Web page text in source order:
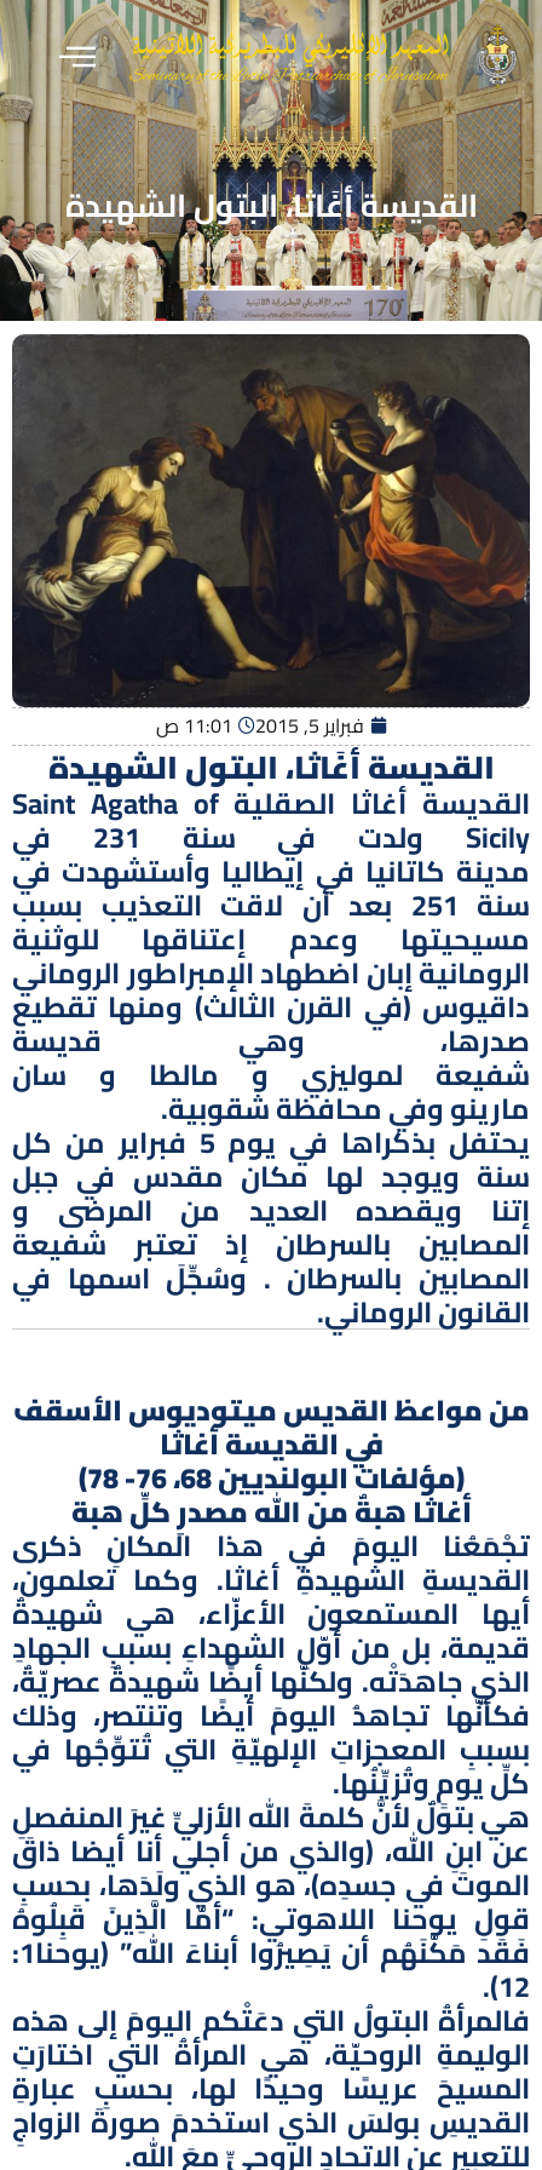
القديسة أغَاثا، البتول الشهيدة
فبراير 5, 2015 11:01 ص
القديسة أغَاثا، البتول الشهيدة
القديسة أغاثا الصقلية Saint Agatha of
Sicily ولدت في سنة 231 في
مدينة كاتانيا في إيطاليا وأستشهدت في
سنة 251 بعد أن لاقت التعذيب بسبب
مسيحيتها وعدم إعتناقها للوثنية
الرومانية إبان اضطهاد الإمبراطور الروماني
داقيوس (في القرن الثالث) ومنها تقطيع
صدرها، وهي قديسة
شفيعة لموليزي و مالطا و سان
مارينو وفي محافظة شقوبية.
يحتفل بذكراها في يوم 5 فبراير من كل
سنة ويوجد لها مكان مقدس في جبل
إتنا ويقصده العديد من المرضى و
المصابين بالسرطان إذ تعتبر شفيعة
المصابين بالسرطان . وسُجِّلَ اسمها في
القانون الروماني.
من مواعظ القديس ميتوديوس الأسقف
في القديسة أغاثا
(مؤلفات البولنديين 68، 76- 78)
أغاثا هبةٌ من الله مصدرِ كلِّ هبة
تجْمَعُنا اليومَ في هذا المكانِ ذكرى
القديسةِ الشهيدةِ أغاثا. وكما تعلمون،
أيها المستمعون الأعزّاء، هي شهيدةٌ
قديمة، بل من أوّلِ الشهداءِ بسببِ الجهادِ
الذي جاهدَتْه. ولكنَّها أيضًا شهيدةٌ عصريّةٌ،
فكأنّها تجاهدُ اليومَ أيضًا وتنتصر، وذلك
بسببِ المعجزاتِ الإلهيّةِ التي تُتوِّجُها في
كلِّ يومٍ وتُزيِّنُها.
هي بتولٌ لأنَّ كلمةَ الله الأزليِّ غيرَ المنفصلِ
عن ابنِ الله، (والذي من أجلي أنا أيضا ذاقَ
الموتَ في جسدِه)، هو الذي ولَدَها، بحسبِ
قولِ يوحنا اللاهوتي: “أمَّا الَّذِينَ قَبِلُوهُ
فَقَد مَكَّنَهُم أن يَصِيرُوا أبناءَ الله” (يوحنا1:
12).
فالمرأةُ البتولُ التي دعَتْكم اليومَ إلى هذه
الوليمةِ الروحيّة، هي المرأةُ التي اختارَتِ
المسيحَ عريسًا وحيدًا لها، بحسبِ عبارةِ
القديسِ بولسَ الذي استخدمَ صورةَ الزواجِ
للتعبيِر عن الاتحادِ الروحيِّ معَ الله.